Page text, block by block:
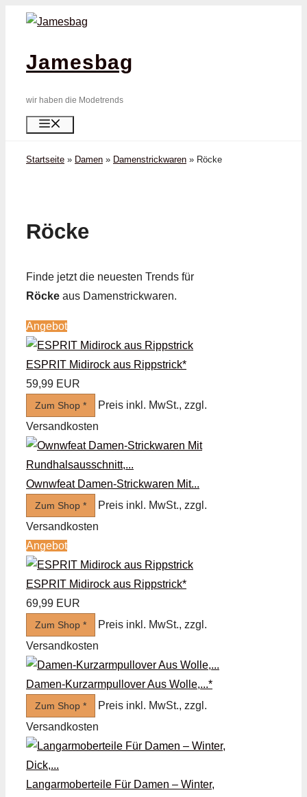
Zum
springenJamesbag
wir haben die Modetrends
Startseite » Damen » Damenstrickwaren » Röcke
Röcke
Finde jetzt die neuesten Trends für
Röcke aus Damenstrickwaren.
Angebot
ESPRIT Midirock aus Rippstrick*
59,99 EUR
Zum Shop *
Preis inkl. MwSt., zzgl.
Versandkosten
Ownwfeat Damen-Strickwaren Mit...
Zum Shop *
Preis inkl. MwSt., zzgl.
Versandkosten
Angebot
ESPRIT Midirock aus Rippstrick*
69,99 EUR
Zum Shop *
Preis inkl. MwSt., zzgl.
Versandkosten
Damen-Kurzarmpullover Aus Wolle,...*
Zum Shop *
Preis inkl. MwSt., zzgl.
Versandkosten
Langarmoberteile Für Damen – Winter,